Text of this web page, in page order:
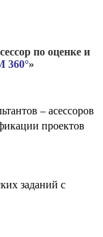
по оценке и
360°»
– асессоров
проектов
заданий с